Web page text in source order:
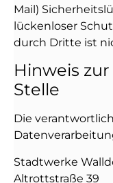
Mail)
lückenloser
durch Dritte ist
Hinweis
Stelle
Die
Stadtwerke
Altrottstraße 39